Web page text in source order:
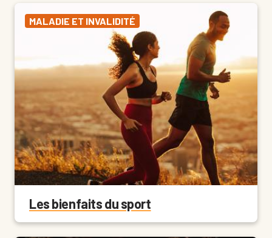
MALADIE ET INVALIDITÉ
Les bienfaits du sport